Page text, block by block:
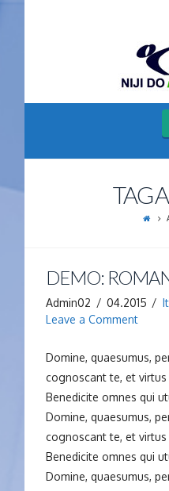
TAG
DEMO:
Admin02 04.2015
Leave a Comment
Domine, quaesumus,
cognoscant te, et
Benedicite omnes qui
Domine, quaesumus,
cognoscant te, et
Benedicite omnes qui
Domine, quaesumus,